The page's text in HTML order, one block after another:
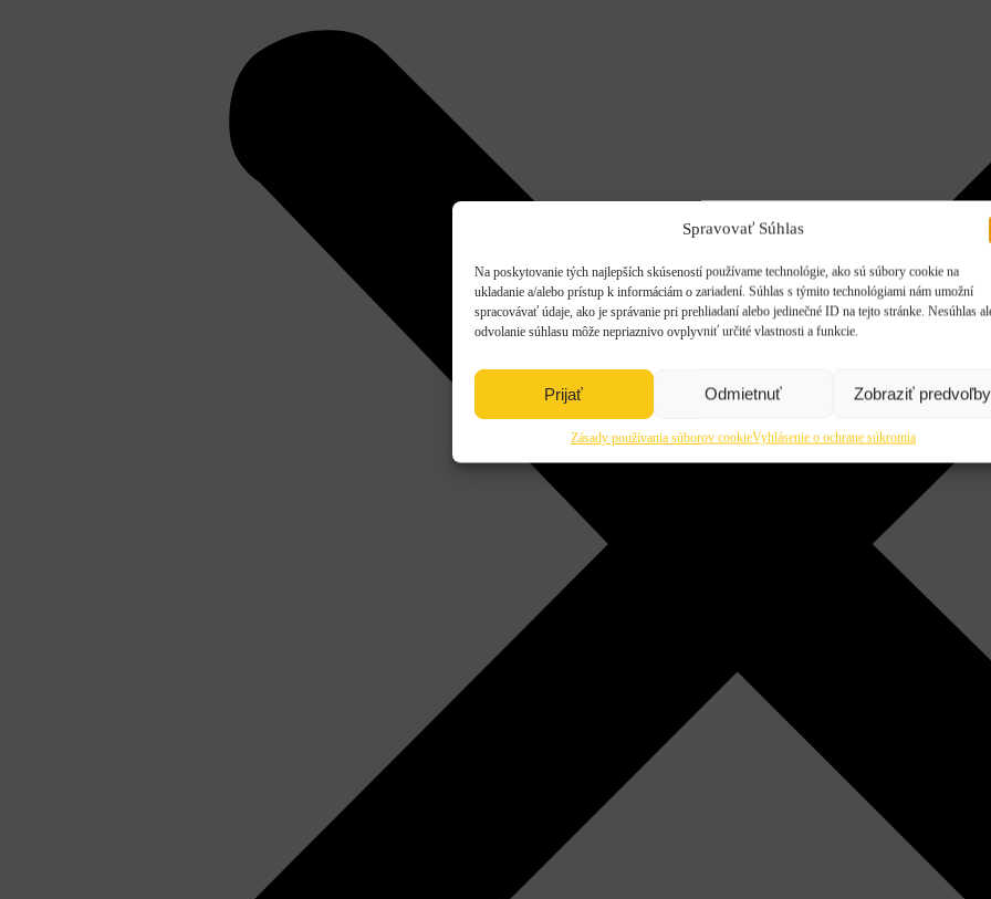
Spravovať Súhlas
Na poskytovanie tých najlepších skúseností používame technológie, ako sú súbory cookie na
ukladanie a/alebo prístup k informáciám o zariadení. Súhlas s týmito technológiami nám umožní
spracovávať údaje, ako je správanie pri prehliadaní alebo jedinečné ID na tejto stránke. Nesúhlas
odvolanie súhlasu môže nepriaznivo ovplyvniť určité vlastnosti a funkcie.
Prijať Odmietnuť Zobraziť predvoľby
Zásady používania súborov cookieVyhlásenie o ochrane súkromia